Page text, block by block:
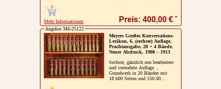
Mehr Informationen Preis: 400,00 € *
Angebot M6-25122
Meyers Großes Konversations-
Lexikon, 6. (sechste) Auflage,
Prachtausgabe, 20 + 4 Bände,
Neuer Abdruck, 1908 – 1913
Sechste, gänzlich neu bearbeitete
und vermehrte Auflage. ,
Grundwerk in 20 Bänden mit
18.600 Seiten und 150.00...